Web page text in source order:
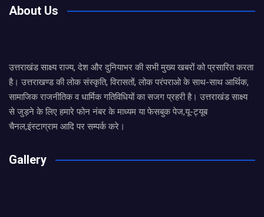
About Us
उत्तराखंड साक्ष्य राज्य, देश और दुनियाभर की सभी मुख्य खबरों को प्रसारित करता
है। उत्तराखण्ड की लोक संस्कृति, विरासतों, लोक परंपराओ के साथ-साथ आर्थिक,
सामाजिक राजनीतिक व धार्मिक गतिविधियों का सजग प्रहरी है। उत्तराखंड साक्ष्य
से जुड़ने के लिए हमारे फोन नंबर के माध्यम या फेसबुक पेज,यू-ट्यूब
चैनल,इंस्टाग्राम आदि पर सम्पर्क करे।
Gallery